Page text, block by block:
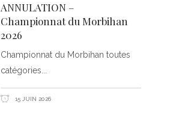
ANNULATION –
Championnat du Morbihan
2026
Championnat du Morbihan toutes
catégories
15 JUIN 2026